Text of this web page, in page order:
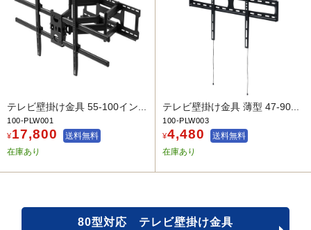
テレビ壁掛け金具 55-100イン...
100-PLW001
¥17,800
送料無料
在庫あり
テレビ壁掛け金具 薄型 47-90...
100-PLW003
¥4,480
送料無料
在庫あり
80型対応 テレビ壁掛け金具